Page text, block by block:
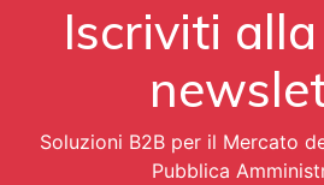
Iscriviti
Soluzioni B2B per il Mercato
Pubblica